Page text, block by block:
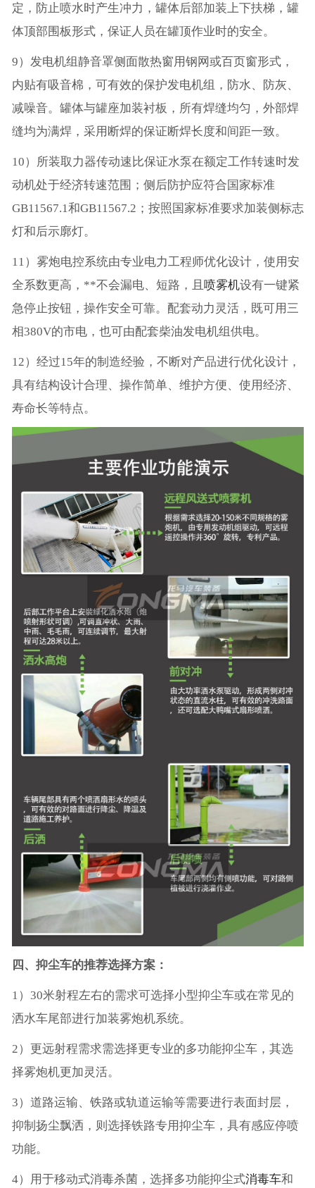
定，防止喷水时产生冲力，罐体后部加装上下扶梯，罐
体顶部围板形式，保证人员在罐顶作业时的安全。
9）发电机组静音罩侧面散热窗用钢网或百页窗形式，
内贴有吸音棉，可有效的保护发电机组，防水、防灰、
减噪音。罐体与罐座加装衬板，所有焊缝均匀，外部焊
缝均为满焊，采用断焊的保证断焊长度和间距一致。
10）所装取力器传动速比保证水泵在额定工作转速时发
动机处于经济转速范围；侧后防护应符合国家标准
GB11567.1和GB11567.2；按照国家标准要求加装侧标志
灯和后示廓灯。
11）雾炮电控系统由专业电力工程师优化设计，使用安
全系数更高，**不会漏电、短路，且 喷雾机设有一键紧
急停止按钮，操作安全可靠。配套动力灵活，既可用三
相380V的市电，也可由配套柴油发电机组供电。
12）经过15年的制造经验，不断对产品进行优化设计，
具有结构设计合理、操作简单、维护方便、使用经济、
寿命长等特点。
四、抑尘车的推荐选择方案：
1）30米射程左右的需求可选择小型抑尘车或在常见的
洒水车尾部进行加装雾炮机系统。
2）更远射程需求需选择更专业的多功能抑尘车，其选
择雾炮机更加灵活。
3）道路运输、铁路或轨道运输等需要进行表面封层，
抑制扬尘飘洒，则选择铁路专用抑尘车，具有感应停喷
功能。
4）用于移动式消毒杀菌，选择多功能抑尘式消毒车和